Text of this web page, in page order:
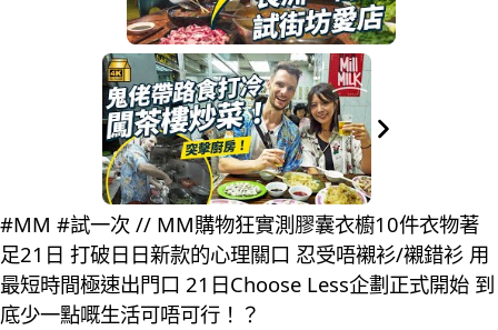
#MM #試一次 // MM購物狂實測膠囊衣櫥10件衣物著
足21日 打破日日新款的心理關口 忍受唔襯衫/襯錯衫 用
最短時間極速出門口 21日Choose Less企劃正式開始 到
底少一點嘅生活可唔可行！？